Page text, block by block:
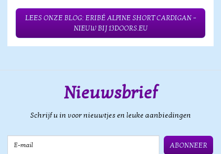
LEES ONZE BLOG: ERIBÉ ALPINE SHORT CARDIGAN –
NIEUW BIJ 13DOORS.EU
Nieuwsbrief
Schrijf u in voor nieuwtjes en leuke aanbiedingen
ABONNEER